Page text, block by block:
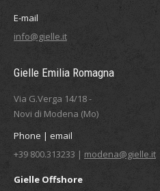
E-mail
info@gielle.it
Gielle Emilia Romagna
Via G.Verga 14/18 -
Novi di Modena (Mo)
Phone | email
+39 800.313233 | modena@gielle.it
Gielle Offshore